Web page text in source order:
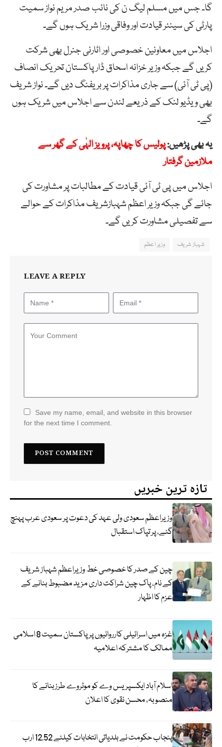
گا۔ جس میں مسلم لیگ ن کی نائب صدر مریم نواز سمیت
پارٹی کی سینئر قیادت اور وفاقی وزرا شریک ہوں گے۔
اجلاس میں معاونین خصوصی اور اٹارنی جنرل بھی شرکت
کریں گے جبکہ وزیر خزانہ اسحاق ڈار پاکستان تحریک انصاف
(پی ٹی آئی) سے جاری مذاکرات پر بریفنگ دیں گے۔ نواز شریف
بھی ویڈیو لنک کے ذریعے لندن سے اجلاس میں شریک ہوں
گے۔
یہ بھی پڑھیں:پولیس کا چھاپہ، پرویز الہٰی کے گھر سے
ملازمین گرفتار
اجلاس میں پی ٹی آئی قیادت کے مطالبات پر مشاورت کی
جائے گی جبکہ وزیر اعظم شہبازشریف مذاکرات کے حوالے
سے تفصیلی مشاورت کریں گے۔
شہباز شریف وزیر اعظم
LEAVE A REPLY
Save my name, email, and website in this browser
for the next time I comment.
تازہ ترین خبریں
وزیراعظم سعودی ولی عہد کی دعوت پر سعودی عرب پہنچ
گئے، پر تپاک استقبال
چین کے صدر کا خصوصی خط وزیراعظم شہباز شریف
کے نام، پاک چین شراکت داری مزید مضبوط بنانے کے
عزم کا اظہار
غزہ میں اسرائیلی کارروائیوں پر پاکستان سمیت 8 اسلامی
ممالک کا مشترکہ اعلامیہ
اسلام آباد ایکسپریس وے کو موٹروے طرز بنانے کا
منصوبہ، محسن نقوی کا اعلان
پنجاب حکومت نے بلدیاتی انتخابات کیلئے 12.52 ارب